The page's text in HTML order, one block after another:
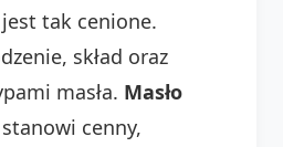
jest tak cenione.
skład oraz
masła. Masło
stanowi cenny,